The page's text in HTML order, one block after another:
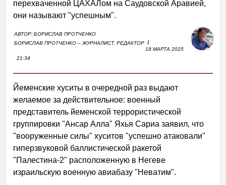
перехваченной ЦАХАЛом на Саудовской Аравией,
они называют "успешным".
АВТОР:БОРИСЛАВ ПРОТЧЕНКО
БОРИСЛАВ ПРОТЧЕНКО – ЖУРНАЛИСТ, РЕДАКТОР I
18 МАРТА 2025
21:34
Йеменские хуситы в очередной раз выдают
желаемое за действительное: военный
представитель йеменской террористической
группировки "Ансар Алла" Яхья Сариа заявил, что
"вооруженные силы" хуситов "успешно атаковали"
гиперзвуковой баллистической ракетой
"Палестина-2" расположенную в Негеве
израильскую военную авиабазу "Неватим".